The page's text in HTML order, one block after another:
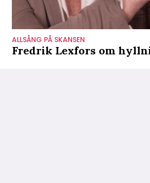
ALLSÅNG PÅ SKANSEN
Fredrik Lexfors om